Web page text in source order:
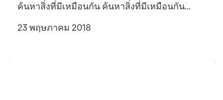
ค้นหาสิ่งที่มีเหมือนกัน ค้นหาสิ่งที่มีเหมือนกัน...
23 พฤษภาคม 2018